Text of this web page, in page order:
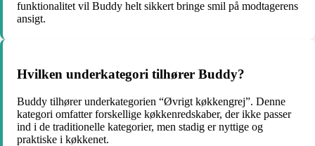
funktionalitet vil Buddy helt sikkert bringe smil på modtagerens
ansigt.
Hvilken underkategori tilhører Buddy?
Buddy tilhører underkategorien “Øvrigt køkkengrej”. Denne
kategori omfatter forskellige køkkenredskaber, der ikke passer
ind i de traditionelle kategorier, men stadig er nyttige og
praktiske i køkkenet.